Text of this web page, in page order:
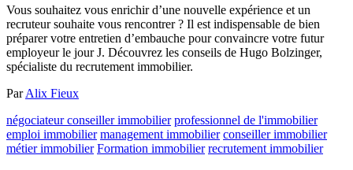
Vous souhaitez vous enrichir d’une nouvelle expérience et un
recruteur souhaite vous rencontrer ? Il est indispensable de bien
préparer votre entretien d’embauche pour convaincre votre futur
employeur le jour J. Découvrez les conseils de Hugo Bolzinger,
spécialiste du recrutement immobilier.
ParAlix Fieux
négociateur conseiller immobilier professionnel de l'immobilier
emploi immobilier management immobilier conseiller immobilier
métier immobilier Formation immobilier recrutement immobilier